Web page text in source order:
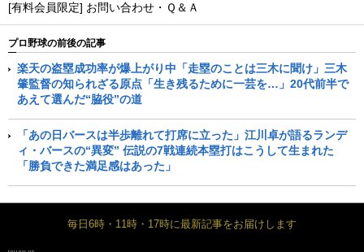
[有料会員限定] お問い合わせ・Ｑ＆Ａ
プロ野球の前後の記事
楽天の盗塁成功率が爆上がり中「走塁のことは三木に聞け」三木
肇監督の知られざる原点「生き残るために一芸を…」20代前半で
あえて選んだ“脇役”の道
「あの日バースは半歩離れて打席に立った」江川卓が語るランデ
ィ・バースの“異変” 伝説の7戦連続本塁打はこうして生まれた
「勝負できた満足感はあった」
毎日6時・11時・17時に最新記事をお届けします